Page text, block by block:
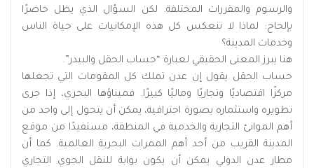
والرسوم والمقررات المختلفة. لكن السؤال الذي يظل حاضرًا
بإلحاح: لماذا لا تنعكس كل هذه الإمكانيات على حياة الناس
وخدمات المدينة؟
هنا يبرز المعنى الحقيقي لعبارة “حساب الحقل والبيدر”.
حساب الحقل يقول إن عدن تملك كل المقومات التي تجعلها
مركزًا اقتصاديًا وتجاريًا وماليًا كبيرًا. فميناؤها البحري، إذا جرى
تطويره واستثماره بصورة احترافية، يمكن أن يتحول إلى واحد من
أهم الموانئ التجارية والخدمية في المنطقة، مستفيدًا من موقع
المدينة القريب من أحد أهم الممرات البحرية العالمية. كما أن
مطار عدن الدولي يمكن أن يكون بوابة للنقل الجوي التجاري